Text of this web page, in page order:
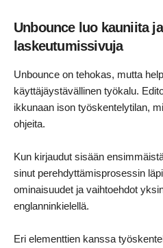
Unbounce luo kauniita
laskeutumissivuja
Unbounce on tehokas, mutta
käyttäjäystävällinen työkalu.
ikkunaan ison työskentelytilan,
ohjeita.
Kun kirjaudut sisään
sinut perehdyttämisprosessin
ominaisuudet ja vaihtoehdot
englanninkielellä.
Eri elementtien kanssa